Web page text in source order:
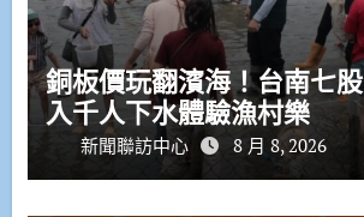
銅板價玩翻濱海！台南七
入千人下水體驗漁村樂
新聞聯訪中心 8 月 8, 2026